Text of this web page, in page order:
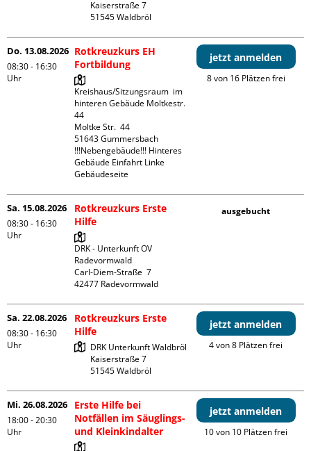
Kaiserstraße 7
Do. 13.08.2026
08:30 - 16:30
Uhr
Rotkreuzkurs EH
Fortbildung
Kreishaus/Sitzungsraum  im
hinteren Gebäude Moltkestr.
44
Moltke Str.  44
51643 Gummersbach
!!!Nebengebäude!!! Hinteres
Gebäude Einfahrt Linke
Gebäudeseite
jetzt anmelden
8 von 16 Plätzen frei
Sa. 15.08.2026
08:30 - 16:30
Uhr
Rotkreuzkurs Erste
Hilfe
DRK - Unterkunft OV
Radevormwald
Carl-Diem-Straße  7
ausgebucht
Sa. 22.08.2026
08:30 - 16:30
Uhr
Rotkreuzkurs Erste
Hilfe
DRK Unterkunft Waldbröl
Kaiserstraße 7
jetzt anmelden
4 von 8 Plätzen frei
Mi. 26.08.2026
18:00 - 20:30
Uhr
Erste Hilfe bei
Notfällen im Säuglings-
und Kleinkindalter
jetzt anmelden
10 von 10 Plätzen frei